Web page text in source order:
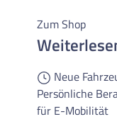
Zum Shop
Neue
Persönliche
für E-Mobilität